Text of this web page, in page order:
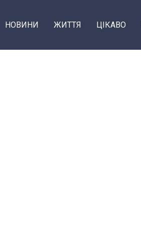
НОВИНИ ЖИТТЯ ЦІКАВО